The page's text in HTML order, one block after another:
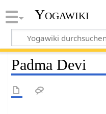
Yogawiki
Padma Devi